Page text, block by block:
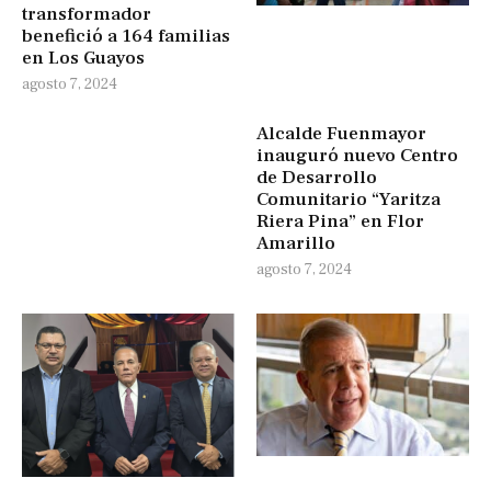
transformador
benefició a 164 familias
en Los Guayos
agosto 7, 2024
Alcalde Fuenmayor
inauguró nuevo Centro
de Desarrollo
Comunitario “Yaritza
Riera Pina” en Flor
Amarillo
agosto 7, 2024